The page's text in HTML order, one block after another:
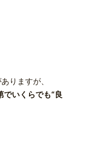
りますが、
でいくらでも“良